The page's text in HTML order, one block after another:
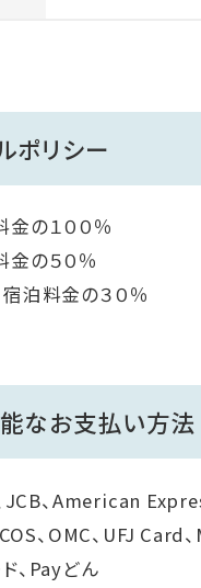
ポリシー
金の１００％
金の５０％
宿泊料金の３０％
なお支払い方法
JCB、American
、OMC、UFJ Card
、Payどん